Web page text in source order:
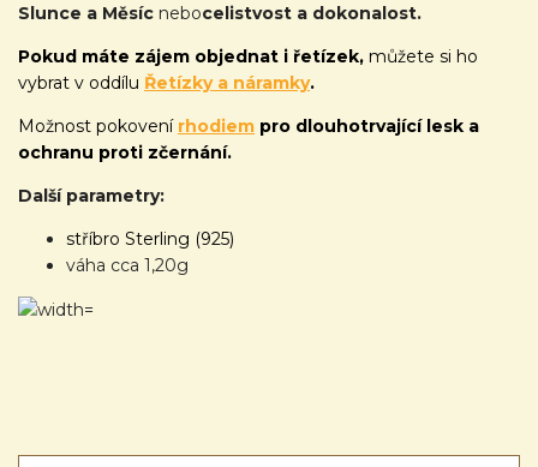
Slunce a Měsíc nebocelistvost a dokonalost.
Pokud máte zájem objednat i řetízek, můžete si ho
vybrat v oddílu Řetízky a náramky.
Možnost pokovení rhodiem pro dlouhotrvající lesk a
ochranu proti zčernání.
Další parametry:
stříbro Sterling (925)
váha cca 1,20g